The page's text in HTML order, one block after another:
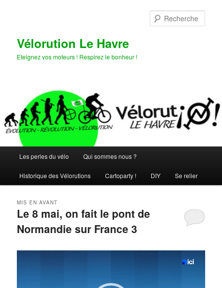
Vélorution Le Havre
Eteignez vos moteurs ! Respirez le bonheur !
principal
Les perles du vélo Qui sommes nous ?
Historique des Vélorutions Cartoparty ! DIY Se relier
Le 8 mai, on fait le pont de
Normandie sur France 3
MIS EN AVANT